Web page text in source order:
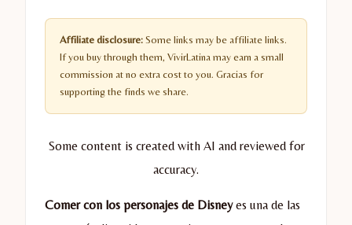
Affiliate disclosure: Some links may be affiliate links.
If you buy through them, VivirLatina may earn a small
commission at no extra cost to you. Gracias for
supporting the finds we share.
Some content is created with AI and reviewed for
accuracy.
Comer con los personajes de Disneyes una de las